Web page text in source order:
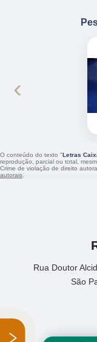
‹
O conteúdo do texto "Letras
reprodução, parcial ou total,
Crime de violação de direito
autorais
Rua Doutor
São